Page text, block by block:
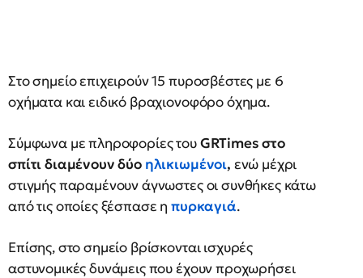
Στο σημείο επιχειρούν 15 πυροσβέστες με 6
οχήματα και ειδικό βραχιονοφόρο όχημα.
Σύμφωνα με πληροφορίες τουGRTimes στο
σπίτι διαμένουν δύο ηλικιωμένοι, ενώ μέχρι
στιγμής παραμένουν άγνωστες οι συνθήκες κάτω
από τις οποίες ξέσπασε η πυρκαγιά.
Επίσης, στο σημείο βρίσκονται ισχυρές
αστυνομικές δυνάμεις που έχουν προχωρήσει